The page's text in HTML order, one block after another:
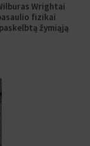
Wrightai
fizikai
žymiąją